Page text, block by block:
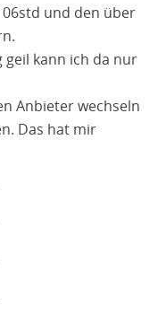
und den über
geil kann ich da nur
Anbieter wechseln
Das hat mir